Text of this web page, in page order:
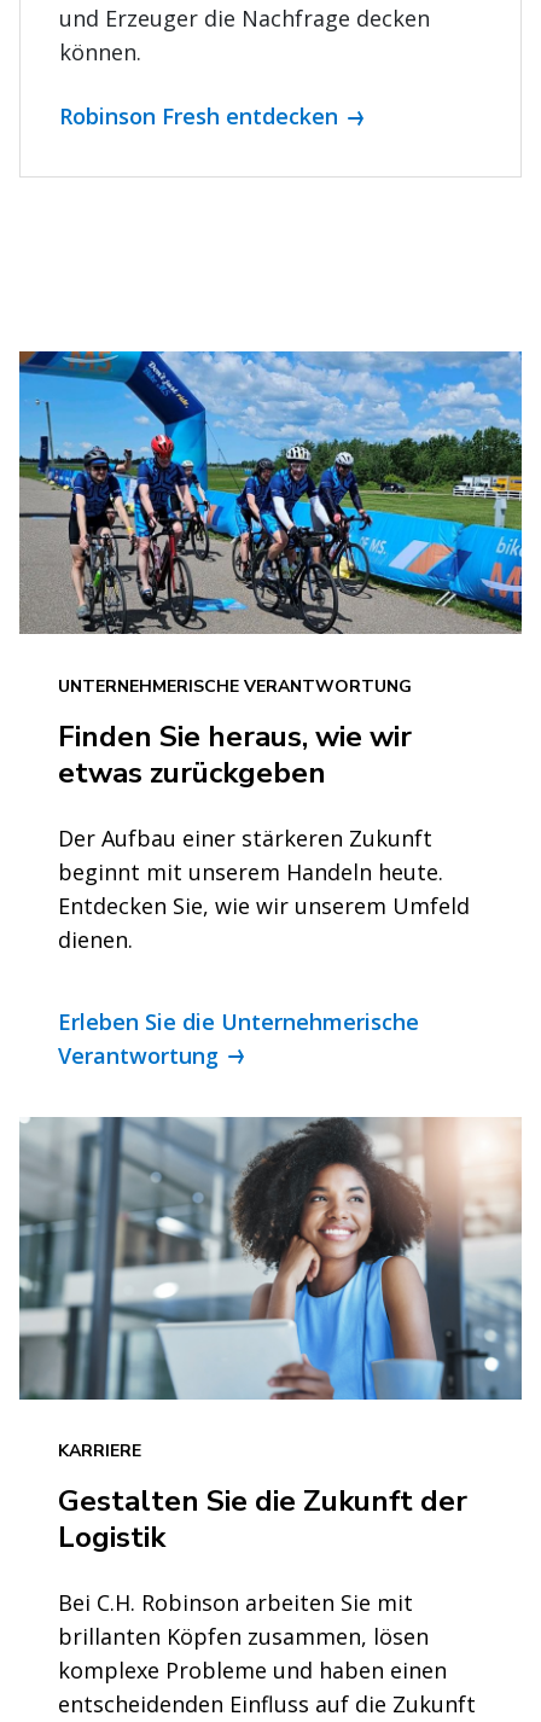
und Erzeuger die Nachfrage decken
können.
Robinson Fresh entdecken
UNTERNEHMERISCHE VERANTWORTUNG
Finden Sie heraus, wie wir
etwas zurückgeben
Der Aufbau einer stärkeren Zukunft
beginnt mit unserem Handeln heute.
Entdecken Sie, wie wir unserem Umfeld
dienen.
Erleben Sie die Unternehmerische
Verantwortung
KARRIERE
Gestalten Sie die Zukunft der
Logistik
Bei C.H. Robinson arbeiten Sie mit
brillanten Köpfen zusammen, lösen
komplexe Probleme und haben einen
entscheidenden Einfluss auf die Zukunft